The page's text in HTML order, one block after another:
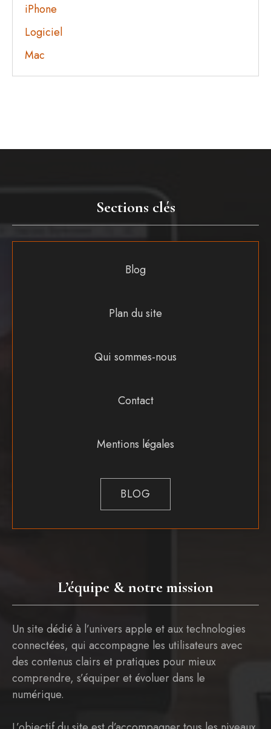
iPhone
Logiciel
Mac
L’équipe & notre mission
Un site dédié à l’univers apple et aux technologies
connectées, qui accompagne les utilisateurs avec
des contenus clairs et pratiques pour mieux
comprendre, s’équiper et évoluer dans le
numérique.
Sections clés
Blog
Plan du site
Qui sommes-nous
Contact
Mentions légales
BLOG